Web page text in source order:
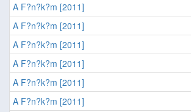
A F?n?k?m [2011]
A F?n?k?m [2011]
A F?n?k?m [2011]
A F?n?k?m [2011]
A F?n?k?m [2011]
A F?n?k?m [2011]